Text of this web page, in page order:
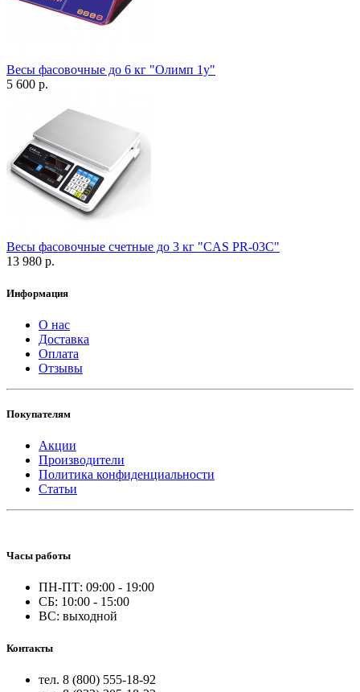
Весы фасовочные до 6 кг "Олимп 1у"
5 600 р.
Весы фасовочные счетные до 3 кг "CAS PR-03C"
13 980 р.
Информация
О нас
Доставка
Оплата
Отзывы
Покупателям
Акции
Производители
Политика конфиденциальности
Статьи
Часы работы
ПН-ПТ: 09:00 - 19:00
СБ: 10:00 - 15:00
ВС: выходной
Контакты
тел. 8 (800) 555-18-92